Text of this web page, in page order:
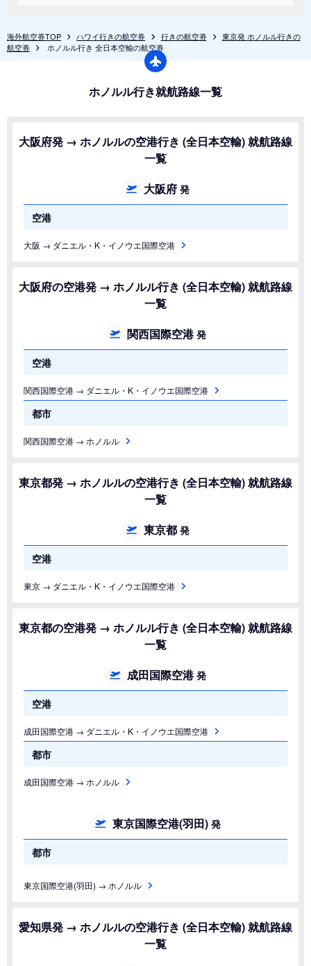
海外航空券TOP ハワイ行きの航空券 行きの航空券
東京発 ホノルル行きの
航空券
ホノルル行き 全日本空輸の航空券
ホノルル行き就航路線一覧
大阪府発 → ホノルルの空港行き (全日本空輸) 就航路線
一覧
大阪府 発
空港
大阪 → ダニエル・K・イノウエ国際空港
大阪府の空港発 → ホノルル行き (全日本空輸) 就航路線
一覧
関西国際空港 発
空港
関西国際空港 → ダニエル・K・イノウエ国際空港
都市
関西国際空港 → ホノルル
東京都発 → ホノルルの空港行き (全日本空輸) 就航路線
一覧
東京都 発
空港
東京 → ダニエル・K・イノウエ国際空港
東京都の空港発 → ホノルル行き (全日本空輸) 就航路線
一覧
成田国際空港 発
空港
成田国際空港 → ダニエル・K・イノウエ国際空港
都市
成田国際空港 → ホノルル
東京国際空港(羽田) 発
都市
東京国際空港(羽田) → ホノルル
愛知県発 → ホノルルの空港行き (全日本空輸) 就航路線
一覧